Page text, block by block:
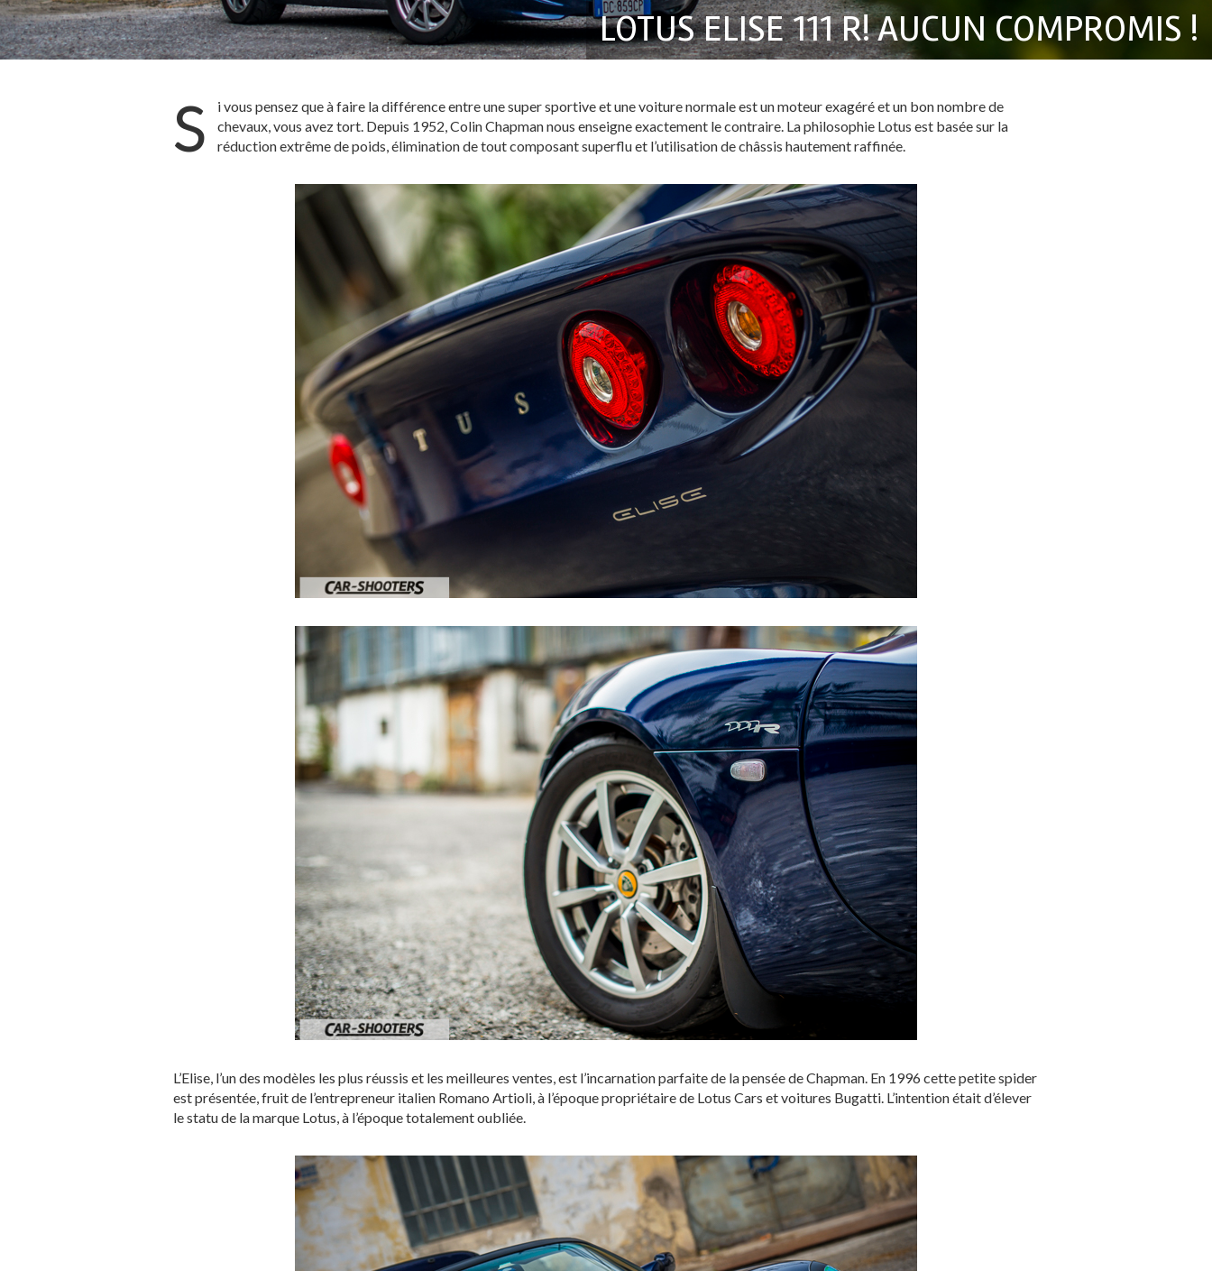
LOTUS ELISE 111 R! AUCUN COMPROMIS !
S
i vous pensez que à faire la différence entre une super sportive et une voiture normale est un moteur exagéré et un bon nombre de
chevaux, vous avez tort. Depuis 1952, Colin Chapman nous enseigne exactement le contraire. La philosophie Lotus est basée sur la
réduction extrême de poids, élimination de tout composant superflu et l’utilisation de châssis hautement raffinée.
L’Elise, l’un des modèles les plus réussis et les meilleures ventes, est l’incarnation parfaite de la pensée de Chapman. En 1996 cette petite spider
est présentée, fruit de l’entrepreneur italien Romano Artioli, à l’époque propriétaire de Lotus Cars et voitures Bugatti. L’intention était d’élever
le statu de la marque Lotus, à l’époque totalement oubliée.